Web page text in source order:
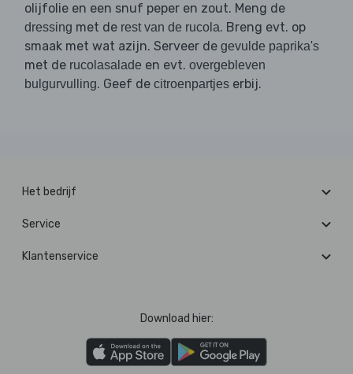
olijfolie en een snuf peper en zout. Meng de
dressing met de rest van de rucola. Breng evt. op
smaak met wat azijn. Serveer de gevulde paprika's
met de rucolasalade en evt. overgebleven
bulgurvulling. Geef de citroenpartjes erbij.
Het bedrijf
Service
Klantenservice
Download hier: